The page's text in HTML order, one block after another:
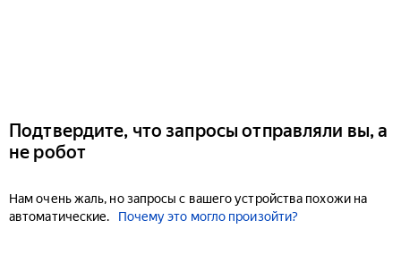
Подтвердите, что запросы отправляли вы, а
не робот
Нам очень жаль, но запросы с вашего устройства похожи на
автоматические.
Почему это могло произойти?